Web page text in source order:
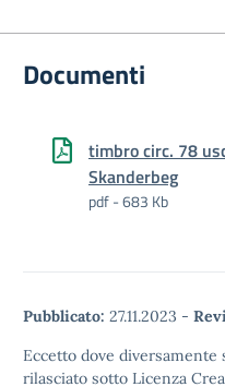
Documenti
timbro circ. 78
Skanderbeg
pdf - 683 Kb
Pubblicato: 27.11.2023 -
Eccetto dove
rilasciato sotto Licenza